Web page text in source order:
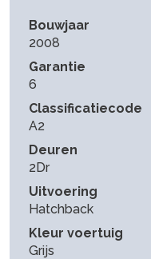
Bouwjaar
2008
Garantie
6
Classificatiecode
A2
Deuren
2Dr
Uitvoering
Hatchback
Kleur voertuig
Grijs